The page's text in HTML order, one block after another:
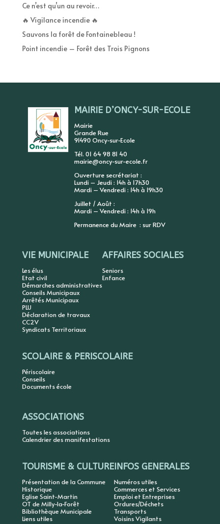
Ce n’est qu’un au revoir…
🔥 Vigilance incendie 🔥
Sauvons la forêt de Fontainebleau !
Point incendie – Forêt des Trois Pignons
MAIRIE D’ONCY-SUR-ECOLE
Mairie
Grande Rue
91490 Oncy-sur-Ecole
Tél. 01 64 98 81 40
mairie@oncy-sur-ecole.fr
Ouverture secrétariat :
Lundi – Jeudi : 14h à 17h30
Mardi – Vendredi : 14h à 19h30
Juillet / Août :
Mardi – Vendredi : 14h à 19h
Permanence du Maire : sur RDV
VIE MUNICIPALE
Les élus
Etat civil
Démarches administratives
Conseils Municipaux
Arrêtés Municipaux
PLU
Déclaration de travaux
CC2V
Syndicats Territoriaux
AFFAIRES SOCIALES
Seniors
Enfance
SCOLAIRE & PERISCOLAIRE
Périscolaire
Conseils
Documents école
ASSOCIATIONS
Toutes les associations
Calendrier des manifestations
TOURISME & CULTURE
Présentation de la Commune
Historique
Eglise Saint-Martin
OT de Milly-la-Forêt
Bibliothèque Municipale
Liens utiles
INFOS GENERALES
Numéros utiles
Commerces et Services
Emploi et Entreprises
Ordures/Déchets
Transports
Voisins Vigilants